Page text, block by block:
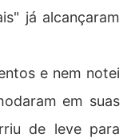
já alcançaram
e nem notei
em suas
de leve para